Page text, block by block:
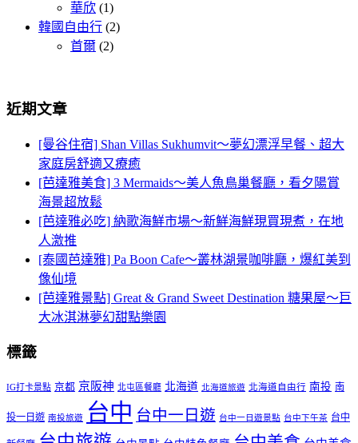
華欣 (1)
韓國自由行 (2)
首爾 (2)
近期文章
[曼谷住宿] Shan Villas Sukhumvit～夢幻漂浮早餐、超大
家庭房舒適又療癒
[芭達雅美食] 3 Mermaids～美人魚鳥巢餐廳，看夕陽賞
海景超放鬆
[芭達雅必吃] 納歌海鮮市場～新鮮海鮮現買現煮，在地
人激推
[泰國芭達雅] Pa Boon Cafe～叢林湖景咖啡廳，爆紅美到
像仙境
[芭達雅景點] Great & Grand Sweet Destination 糖果屋～巨
大冰淇淋夢幻甜點樂園
標籤
IG打卡景點 京都 京阪神 北屯區餐廳 北海道 北海道旅遊 北海道自由行 南投 南
投一日遊 南投旅遊 台中 台中一日遊 台中一日遊景點 台中下午茶 台中